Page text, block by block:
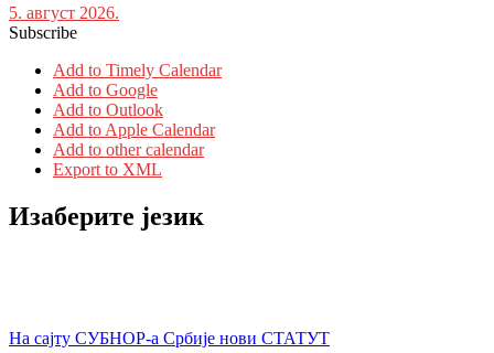
5. август 2026.
Subscribe
Add to Timely Calendar
Add to Google
Add to Outlook
Add to Apple Calendar
Add to other calendar
Export to XML
Изаберите језик
На сајту СУБНОР-а Србије нови СТАТУТ